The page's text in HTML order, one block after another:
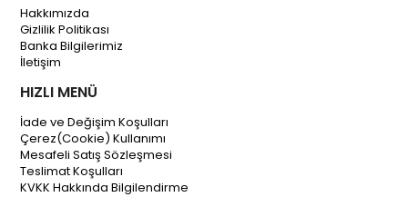
Hakkımızda
Gizlilik Politikası
Banka Bilgilerimiz
İletişim
HIZLI MENÜ
İade ve Değişim Koşulları
Çerez(Cookie) Kullanımı
Mesafeli Satış Sözleşmesi
Teslimat Koşulları
KVKK Hakkında Bilgilendirme